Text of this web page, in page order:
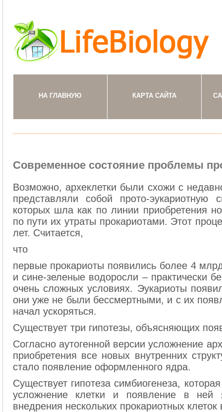
НА ГЛАВНУЮ КАРТА САЙТА
Современное состояние проблемы
Возможно, археклетки были схожи с
представляли собой прото-эукариотную
которых шла как по линии приобретения
по пути их утраты прокариотами. Этот
лет. Считается,
что
первые прокариоты появились более 4
и сине-зеленые водоросли – практически
очень сложных условиях. Эукариоты
они уже не были бессмертными, и с их
начал ускоряться.
Существует три гипотезы, объясняющих
Согласно аутогенной версии усложнение
приобретения все новых внутренних
стало появление оформленного ядра.
Существует гипотеза симбиогенеза,
усложнение клетки и появление в ней
внедрения нескольких прокариотных клеток